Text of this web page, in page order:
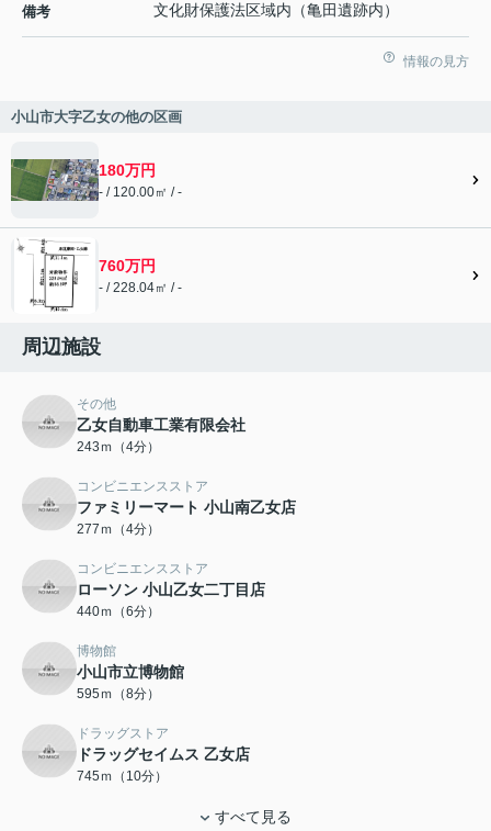
備考 文化財保護法区域内（亀田遺跡内）
情報の見方
小山市大字乙女の他の区画
180万円
- / 120.00㎡ / -
760万円
- / 228.04㎡ / -
周辺施設
その他
乙女自動車工業有限会社
243ｍ（4分）
コンビニエンスストア
ファミリーマート 小山南乙女店
277ｍ（4分）
コンビニエンスストア
ローソン 小山乙女二丁目店
440ｍ（6分）
博物館
小山市立博物館
595ｍ（8分）
ドラッグストア
ドラッグセイムス 乙女店
745ｍ（10分）
すべて見る